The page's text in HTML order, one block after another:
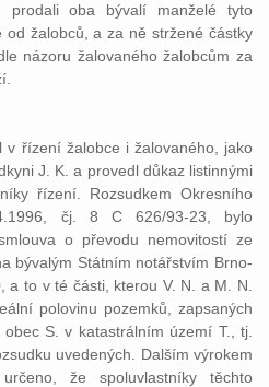
prodali oba bývalí manželé tyto
od žalobců, a za ně stržené částky
názoru žalovaného žalobcům za
v řízení žalobce i žalovaného, jako
J. K. a provedl důkaz listinnými
řízení. Rozsudkem Okresního
čj. 8 C 626/93-23, bylo
o převodu nemovitostí ze
bývalým Státním notářstvím Brno-
a to v té části, kterou V. N. a M. N.
polovinu pozemků, zapsaných
S. v katastrálním území T., tj.
uvedených. Dalším výrokem
že spoluvlastníky těchto